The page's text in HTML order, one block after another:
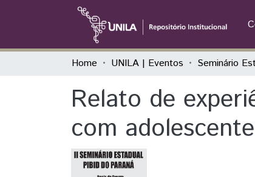
Home UNILA | Eventos
Relato de
com